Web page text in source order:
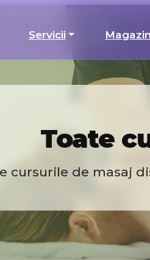
Servicii Magazin
Toate
cursurile de masaj